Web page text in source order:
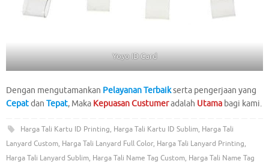
Yoyo ID Card
Dengan mengutamankan Pelayanan Terbaikserta pengerjaan yang
Cepatdan Tepat, Maka Kepuasan Custumeradalah Utama bagi kami.
Harga Tali Kartu ID Printing, Harga Tali Kartu ID Sublim, Harga Tali
Lanyard Custom, Harga Tali Lanyard Full Color, Harga Tali Lanyard Printing,
Harga Tali Lanyard Sublim, Harga Tali Name Tag Custom, Harga Tali Name Tag